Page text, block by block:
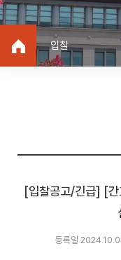
입찰
[입찰공고/긴급] [간
등록일